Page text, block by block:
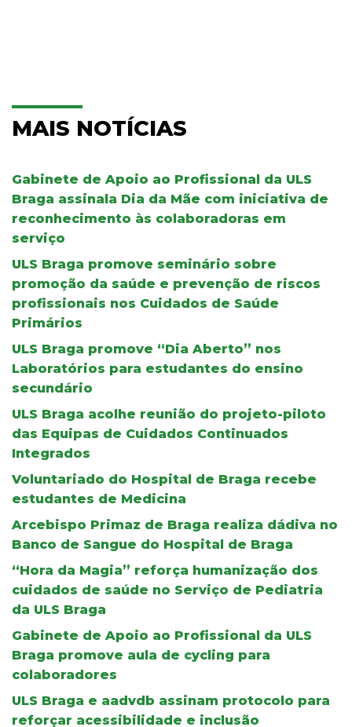
MAIS NOTÍCIAS
Gabinete de Apoio ao Profissional da ULS
Braga assinala Dia da Mãe com iniciativa de
reconhecimento às colaboradoras em
serviço
ULS Braga promove seminário sobre
promoção da saúde e prevenção de riscos
profissionais nos Cuidados de Saúde
Primários
ULS Braga promove “Dia Aberto” nos
Laboratórios para estudantes do ensino
secundário
ULS Braga acolhe reunião do projeto-piloto
das Equipas de Cuidados Continuados
Integrados
Voluntariado do Hospital de Braga recebe
estudantes de Medicina
Arcebispo Primaz de Braga realiza dádiva no
Banco de Sangue do Hospital de Braga
“Hora da Magia” reforça humanização dos
cuidados de saúde no Serviço de Pediatria
da ULS Braga
Gabinete de Apoio ao Profissional da ULS
Braga promove aula de cycling para
colaboradores
ULS Braga e aadvdb assinam protocolo para
reforçar acessibilidade e inclusão